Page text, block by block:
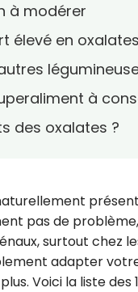
à modérer
élevé en oxalates
à
des oxalates ?
pas de
surtout chez
adapter
Voici la liste